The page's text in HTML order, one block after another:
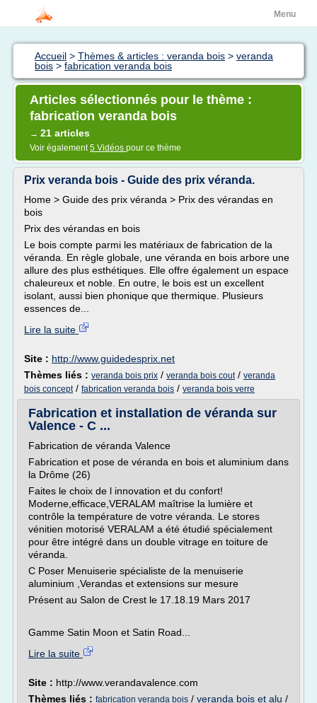
Menu
Accueil > Thèmes & articles : veranda bois > veranda
bois > fabrication veranda bois
Articles sélectionnés pour le thème :
fabrication veranda bois
→ 21 articles
Voir également5 Vidéos pour ce thème
Prix veranda bois - Guide des prix véranda.
Home > Guide des prix véranda > Prix des vérandas en
bois
Prix des vérandas en bois
Le bois compte parmi les matériaux de fabrication de la
véranda. En règle globale, une véranda en bois arbore une
allure des plus esthétiques. Elle offre également un espace
chaleureux et noble. En outre, le bois est un excellent
isolant, aussi bien phonique que thermique. Plusieurs
essences de...
Lire la suite
Site : http://www.guidedesprix.net
Thèmes liés : veranda bois prix / veranda bois cout/ veranda
bois concept/ fabrication veranda bois / veranda bois verre
Fabrication et installation de véranda sur
Valence - C ...
Fabrication de véranda Valence
Fabrication et pose de véranda en bois et aluminium dans
la Drôme (26)
Faites le choix de l innovation et du confort!
Moderne,efficace,VERALAM maîtrise la lumière et
contrôle la température de votre véranda. Le stores
vénitien motorisé VERALAM a été étudié spécialement
pour être intégré dans un double vitrage en toiture de
véranda.
C Poser Menuiserie spécialiste de la menuiserie
aluminium ,Verandas et extensions sur mesure
Présent au Salon de Crest le 17.18.19 Mars 2017
Gamme Satin Moon et Satin Road...
Lire la suite
Site : http://www.verandavalence.com
Thèmes liés : fabrication veranda bois / veranda bois et alu /